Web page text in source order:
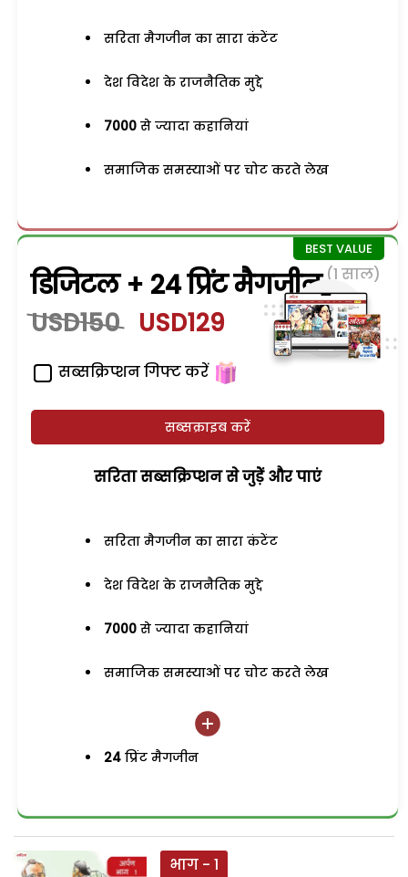
सरिता मैगजीन का सारा कंटेंट
देश विदेश के राजनैतिक मुद्दे
7000 से ज्यादा कहानियां
समाजिक समस्याओं पर चोट करते लेख
डिजिटल + 24 प्रिंट मैगजीन (1 साल)
USD150 USD129
सब्सक्रिप्शन गिफ्ट करें
सब्सक्राइब करें
सरिता सब्सक्रिप्शन से जुड़ेें और पाएं
सरिता मैगजीन का सारा कंटेंट
देश विदेश के राजनैतिक मुद्दे
7000 से ज्यादा कहानियां
समाजिक समस्याओं पर चोट करते लेख
24 प्रिंट मैगजीन
भाग - 1